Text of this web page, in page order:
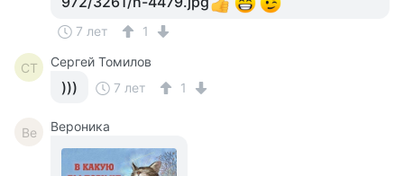
7 лет 1
СТ Сергей Томилов
))) 7 лет 1
Ве Вероника